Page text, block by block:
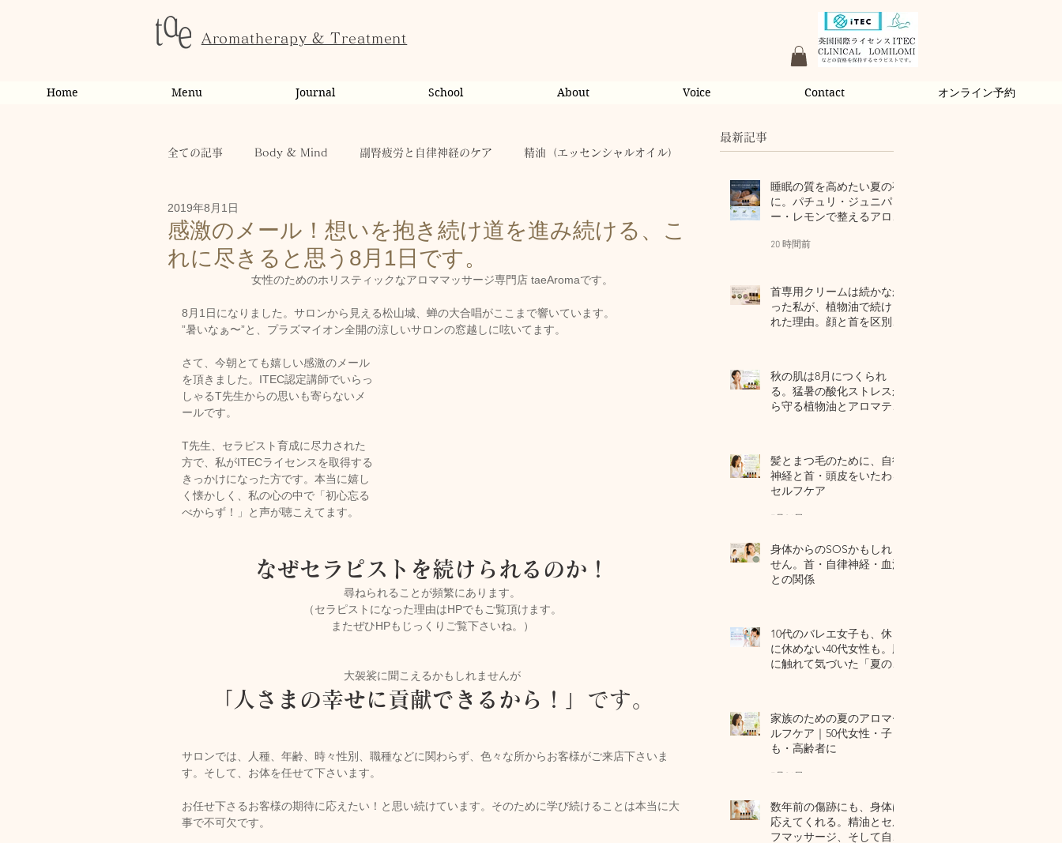
Aromatherapy & Treatment
Home Menu Journal School About Voice Contact オンライン予約
全ての記事 Body & Mind 副腎疲労と自律神経のケア 精油（エッセンシャルオイル）
お客様の変化・ご感想
健康 からだのこと tae Therapist School 休日
トリートメント施術詳細
メノポーズ（更年期） 妊娠（プレナタル）
子供のためのアロママッサージ
感激のメール！想いを抱き続け道を進み続ける、こ
れに尽きると思う8月1日です。
2019年8月1日
女性のためのホリスティックなアロママッサージ専門店 taeAromaです。
8月1日になりました。サロンから見える松山城、蝉の大合唱がここまで響いています。
”暑いなぁ〜”と、プラズマイオン全開の涼しいサロンの窓越しに呟いてます。
さて、今朝とても嬉しい感激のメール
を頂きました。ITEC認定講師でいらっ
しゃるT先生からの思いも寄らないメ
ールです。
T先生、セラピスト育成に尽力された
方で、私がITECライセンスを取得する
きっかけになった方です。本当に嬉し
く懐かしく、私の心の中で「初心忘る
べからず！」と声が聴こえてます。
なぜセラピストを続けられるのか！
尋ねられることが頻繁にあります。
（セラピストになった理由はHPでもご覧頂けます。
またぜひHPもじっくりご覧下さいね。）
大袈裟に聞こえるかもしれませんが
「人さまの幸せに貢献できるから！」 です。
サロンでは、人種、年齢、時々性別、職種などに関わらず、色々な所からお客様がご来店下さいま
す。そして、お体を任せて下さいます。
お任せ下さるお客様の期待に応えたい！と思い続けています。そのために学び続けることは本当に大
事で不可欠です。
最新記事
睡眠の質を高めたい夏の夜
に。パチュリ・ジュニパ
ー・レモンで整えるアロマ
20 時間前
首専用クリームは続かなか
った私が、植物油で続けら
れた理由。顔と首を区別し
秋の肌は8月につくられ
る。猛暑の酸化ストレスか
ら守る植物油とアロマテラ
髪とまつ毛のために、自律
神経と首・頭皮をいたわる
セルフケア
7月31日
身体からのSOSかもしれま
せん。首・自律神経・血流
との関係
10代のバレエ女子も、休日
に休めない40代女性も。肌
に触れて気づいた「夏の全
家族のための夏のアロマセ
ルフケア｜50代女性・子ど
も・高齢者に
7月24日
数年前の傷跡にも、身体は
応えてくれる。精油とセル
フマッサージ、そして自己